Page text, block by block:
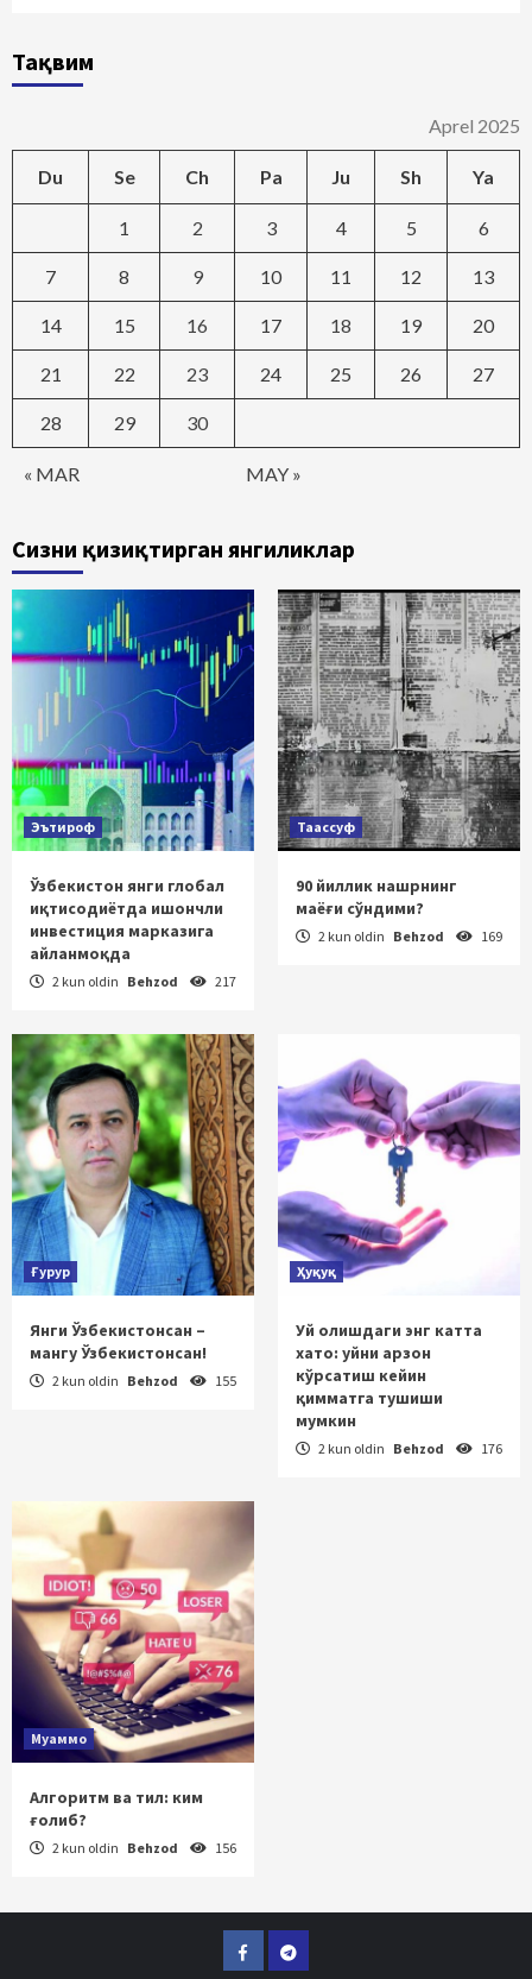
Тақвим
Aprel 2025
Du Se Ch Pa Ju Sh Ya
« MAR MAY »
1 2 3 4 5 6
7 8 9 10 11 12 13
14 15 16 17 18 19 20
21 22 23 24 25 26 27
28 29 30
Сизни қизиқтирган янгиликлар
Эътироф
Ўзбекистон янги глобал
иқтисодиётда ишончли
инвестиция марказига
айланмоқда
2 kun oldin Behzod 217
Таассуф
90 йиллик нашрнинг
маёғи сўндими?
2 kun oldin Behzod 169
Ғурур
Янги Ўзбекистонсан –
мангу Ўзбекистонсан!
2 kun oldin Behzod 155
Ҳуқуқ
Уй олишдаги энг катта
хато: уйни арзон
кўрсатиш кейин
қимматга тушиши
мумкин
2 kun oldin Behzod 176
Муаммо
Алгоритм ва тил: ким
ғолиб?
2 kun oldin Behzod 156
FacebookTelegram